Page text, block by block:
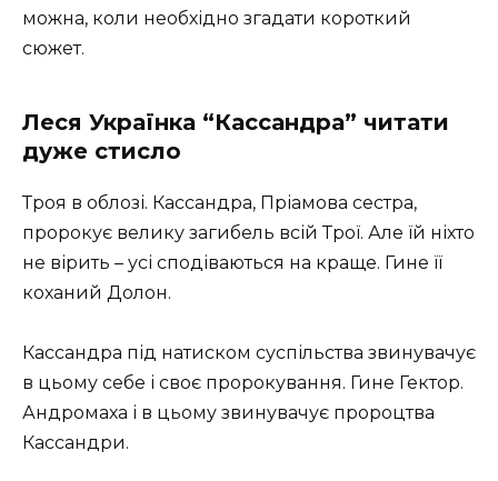
можна, коли необхідно згадати короткий
сюжет.
Леся Українка “Кассандра” читати
дуже стисло
Троя в облозі. Кассандра, Пріамова сестра,
пророкує велику загибель всій Трої. Але їй ніхто
не вірить – усі сподіваються на краще. Гине її
коханий Долон.
Кассандра під натиском суспільства звинувачує
в цьому себе і своє пророкування. Гине Гектор.
Андромаха і в цьому звинувачує пророцтва
Кассандри.